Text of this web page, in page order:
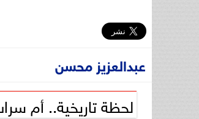
عبدالعزيز محسن
لحظة تاريخية.. أم